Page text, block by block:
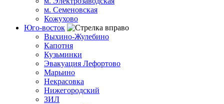
м. Семеновская
Кожухово
Юго-восток
Выхино-Жулебино
Капотня
Кузьминки
Эвакуация Лефортово
Марьино
Некрасовка
Нижегородский
ЗИЛ